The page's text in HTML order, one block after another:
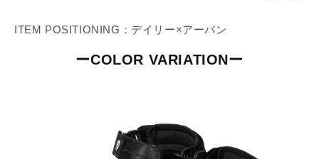
ITEM POSITIONING：デイリー×アーバン
ーCOLOR VARIATIONー